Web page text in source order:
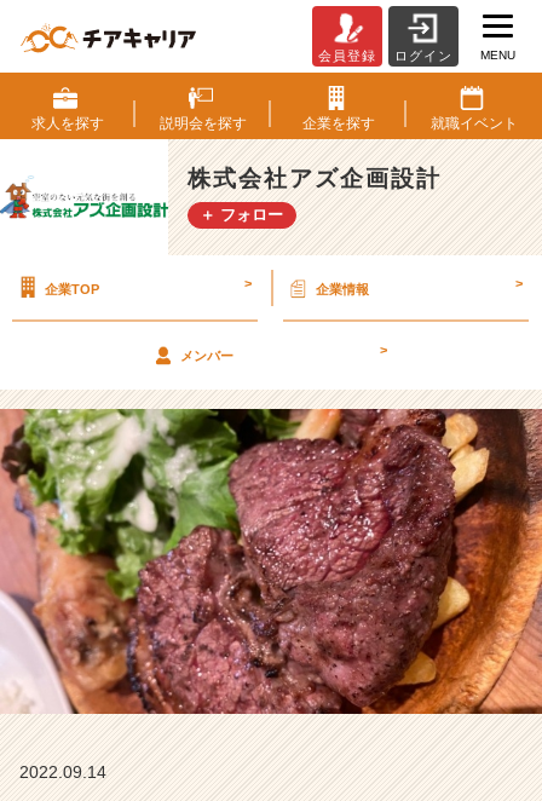
定
者
イ
ン
タ
ー
ラ
♪
【株
式
会
社
ア
ズ
企
画
設
計
の
タ
会員登録 ログイン MENU
求人を探す 説明会を探す 企業を探す 就職イベント
株式会社アズ企画設計
＋ フォロー
企業TOP > 企業情報 >
メンバー >
2022.09.14